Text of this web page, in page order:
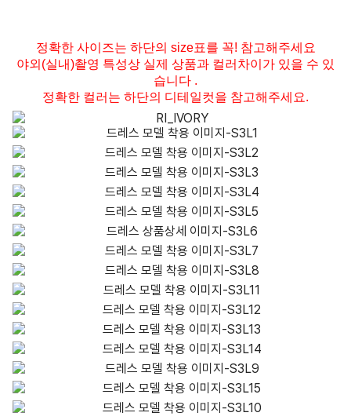
정확한 사이즈는 하단의 size표를 꼭! 참고해주세요
야외(실내)촬영 특성상 실제 상품과 컬러차이가 있을 수 있
습니다 .
정확한 컬러는 하단의 디테일컷을 참고해주세요.